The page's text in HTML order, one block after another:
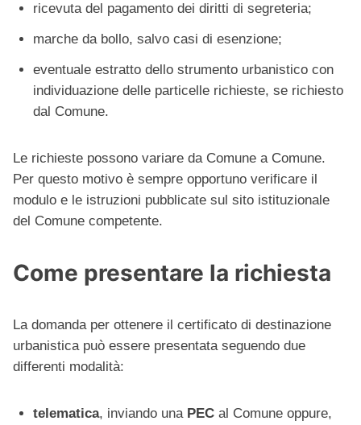
ricevuta del pagamento dei diritti di segreteria;
marche da bollo, salvo casi di esenzione;
eventuale estratto dello strumento urbanistico con
individuazione delle particelle richieste, se richiesto
dal Comune.
Le richieste possono variare da Comune a Comune.
Per questo motivo è sempre opportuno verificare il
modulo e le istruzioni pubblicate sul sito istituzionale
del Comune competente.
Come presentare la richiesta
La domanda per ottenere il certificato di destinazione
urbanistica può essere presentata seguendo due
differenti modalità:
telematica, inviando una PEC al Comune oppure,